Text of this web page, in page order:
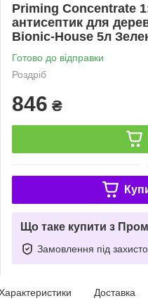
Priming Concentrate
антисептик для
Bionic-House 5л
Готово до відправки
Роздріб
846 ₴
Що таке купити з
Замовлення під
Доставка